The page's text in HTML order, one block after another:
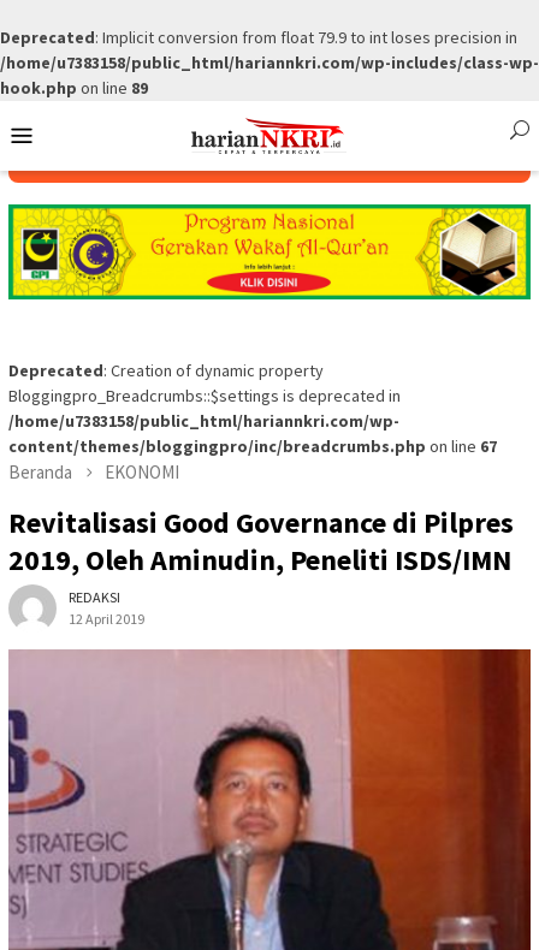
Deprecated: Implicit conversion from float 79.9 to int loses precision in
/home/u7383158/public_html/hariannkri.com/wp-includes/class-wp-
hook.php on line 89
to
Menu
Deprecated: Creation of dynamic property
Bloggingpro_Breadcrumbs::$settings is deprecated in
/home/u7383158/public_html/hariannkri.com/wp-
content/themes/bloggingpro/inc/breadcrumbs.php on line 67
Beranda EKONOMI
Revitalisasi Good Governance di Pilpres
2019, Oleh Aminudin, Peneliti ISDS/IMN
REDAKSI
12 April 2019